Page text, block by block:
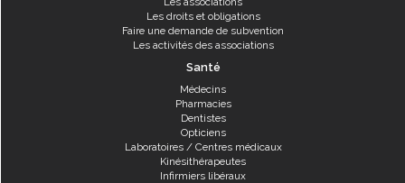
Les droits et obligations
Faire une demande de subvention
Les activités des associations
Santé
Médecins
Pharmacies
Dentistes
Opticiens
Laboratoires / Centres médicaux
Kinésithérapeutes
Infirmiers libéraux